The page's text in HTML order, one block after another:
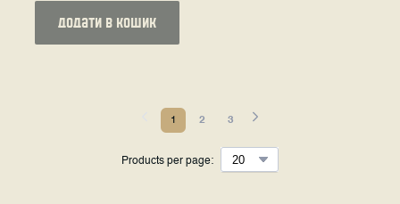
додати в кошик
Products per page:
1 2 3